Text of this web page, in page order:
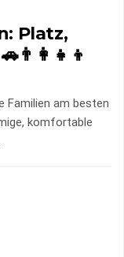
Platz,
Familien am besten
komfortable